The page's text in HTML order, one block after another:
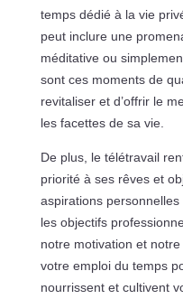
temps dédié à la vie
peut inclure une
méditative ou
sont ces moments de
revitaliser et d’offrir le
les facettes de sa vie.
De plus, le télétravail
priorité à ses rêves et
aspirations personnelles
les objectifs
notre motivation et
votre emploi du temps
nourrissent et cultivent